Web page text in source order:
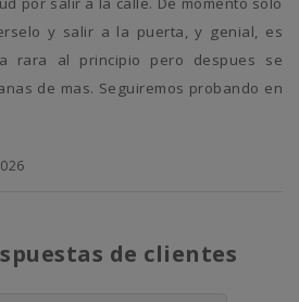
y salir a la puerta, y genial, es
rara al principio pero despues se
de mas. Seguiremos probando en
de clientes